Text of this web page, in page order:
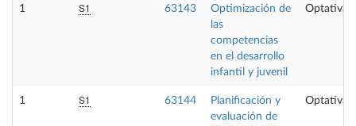
1 S1 63143
Optimización de
las
competencias
en el desarrollo
infantil y juvenil
Optativa
1 S1 63144
Planificación y
evaluación de
Optativa